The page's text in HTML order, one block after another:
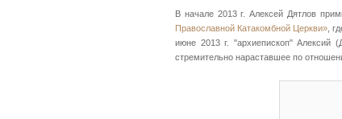
В начале 2013 г. Алексей Дятлов
Православной Катакомбной Церкви» ,
июне 2013 г. "архиепископ" Алексий
стремительно нараставшее по